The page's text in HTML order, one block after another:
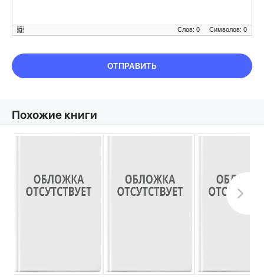
Символов: 0
Слов: 0
ОТПРАВИТЬ
Похожие книги